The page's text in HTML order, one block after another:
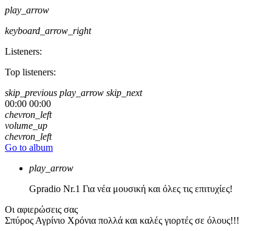
play_arrow
keyboard_arrow_right
Listeners:
Top listeners:
skip_previous play_arrow skip_next
00:00 00:00
chevron_left
volume_up
chevron_left
Go to album
play_arrow
Gpradio Nr.1 Για νέα μουσική και όλες τις επιτυχίες!
Οι αφιερώσεις σας
Σπύρος Αγρίνιο Χρόνια πολλά και καλές γιορτές σε όλους!!!